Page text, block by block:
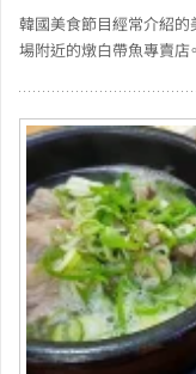
韓國美食節目經常介紹的
場附近的燉白帶魚專賣店